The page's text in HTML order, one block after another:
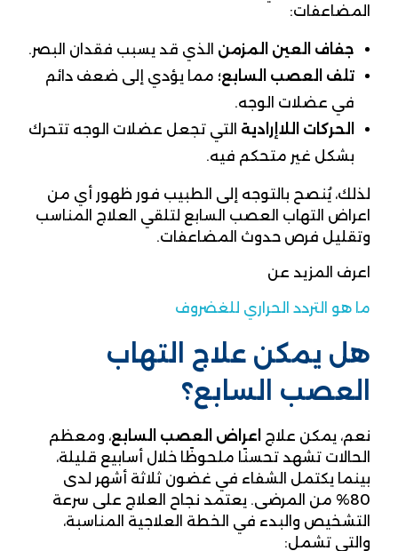
المضاعفات:
جفاف العين المزمن الذي قد يسبب فقدان البصر.
تلف العصب السابع؛ مما يؤدي إلى ضعف دائم
في عضلات الوجه.
الحركات اللاإرادية التي تجعل عضلات الوجه تتحرك
بشكل غير متحكم فيه.
لذلك، يُنصح بالتوجه إلى الطبيب فور ظهور أي من
اعراض التهاب العصب السابع لتلقي العلاج المناسب
وتقليل فرص حدوث المضاعفات.
اعرف المزيد عن
ما هو التردد الحراري للغضروف
هل يمكن علاج التهاب
العصب السابع؟
نعم، يمكن علاج اعراض العصب السابع، ومعظم
الحالات تشهد تحسنًا ملحوظًا خلال أسابيع قليلة،
بينما يكتمل الشفاء في غضون ثلاثة أشهر لدى
80% من المرضى. يعتمد نجاح العلاج على سرعة
التشخيص والبدء في الخطة العلاجية المناسبة،
والتي تشمل: